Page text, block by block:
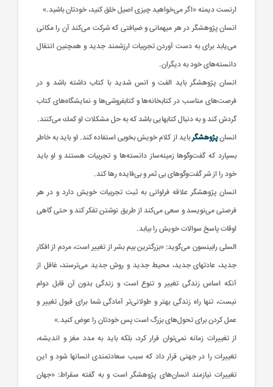
ارنست‌ دیمنه‌ «اگر می‌خواهید چیزی‌ اصیل‌ خلق‌ كنید، خودتان‌ باشید.»
انسان‌ پژوهشگر در هر میهمانی‌ و ضیافتی‌ كه‌ شركت‌ می‌كند آن‌ را مكانی‌
می‌یابد برای‌ به‌ دست‌ آوردن‌ تجربیات‌ ارزشمند جدید و همچنین‌ انتقال‌
دانسته‌های‌ خود به‌ دیگران‌.
انسان‌ پژوهشگر باید الفت‌ و انس‌ شدید با كتاب‌ داشته‌ باشد و در
فرصت‌های‌ مناسب‌ در كتابخانه‌ها و كتابفروشی‌ها و نمایشگاه‌های‌ كتاب‌
گردش‌ كند و به‌ دنبال‌ كتابهایی‌ باشد كه‌ به‌ حل‌ مشكلات‌ او كمك‌ می‌كنند.
انسان‌پژوهشگرباید از كلام‌ خویش‌ بخوبی‌ استفاده‌ كند. او باید به‌ خاطر
بسپارد كه‌ گفت‌وگوها زمینه‌ساز دانسته‌ها و تجربیات‌ هستند و او باید
خود را از شر گفت‌وگوهای‌ بی ثمر و بی‌فایده‌ رها كند.
انسان‌ پژوهشگر علاقه‌ فراوانی‌ به‌ ثبت‌ تجربیات‌ خویش‌ دارد و در هر
فرصتی‌ می‌نویسد و سعی‌ می‌كند از طریق‌ نوشتن‌ تفكر كند و حتی‌ گاهی‌
اوقات‌ پاسخ‌ سوالات‌ خویش‌ را بیابد.
السلی‌ رابینسون‌ می‌گوید: «بزرگترین‌ بیم‌ بشر از تغییر است‌، مردم‌ از افكار
جدید، عادتهای‌ جدید، محیط‌ جدید و روش‌ جدید می‌ترسند، غافل‌ از
آنكه‌ اساس‌ زندگی‌ تغییر و تنوع‌ است‌ و زندگی‌ بدون‌ آن‌ قابل‌ دوام‌
نیست‌، تنها راه‌ زندگی‌ بهتر و طولانی‌تر آمادگی‌ شما برای‌ قبول‌ تغییر و
عمل‌ كردن‌ برای‌ تحول‌های‌ بزرگ‌ است‌ پس‌ خودتان‌ را عوض‌ كنید.»
از تغییرات‌ زمانه‌ نمی‌توان‌ فرار كرد، بلكه‌ باید به‌ مدد مغز و اندیشه‌،
تغییرات‌ را در جهتی‌ قرار داد كه‌ سبب‌ سعادتمندی‌ انسانها شود و این‌
تغییرات‌ نیازمند انسان‌های‌ پژوهشگر است‌ و به‌ گفته‌ سقراط‌: «جهان‌